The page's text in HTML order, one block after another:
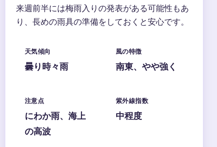
来週前半には梅雨入りの発表がある可能性もあ
り、長めの雨具の準備をしておくと安心です。
天気傾向
曇り時々雨
風の特徴
南東、やや強く
注意点
にわか雨、海上
の高波
紫外線指数
中程度